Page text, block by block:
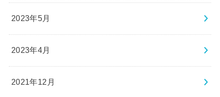
2023年5月
2023年4月
2021年12月